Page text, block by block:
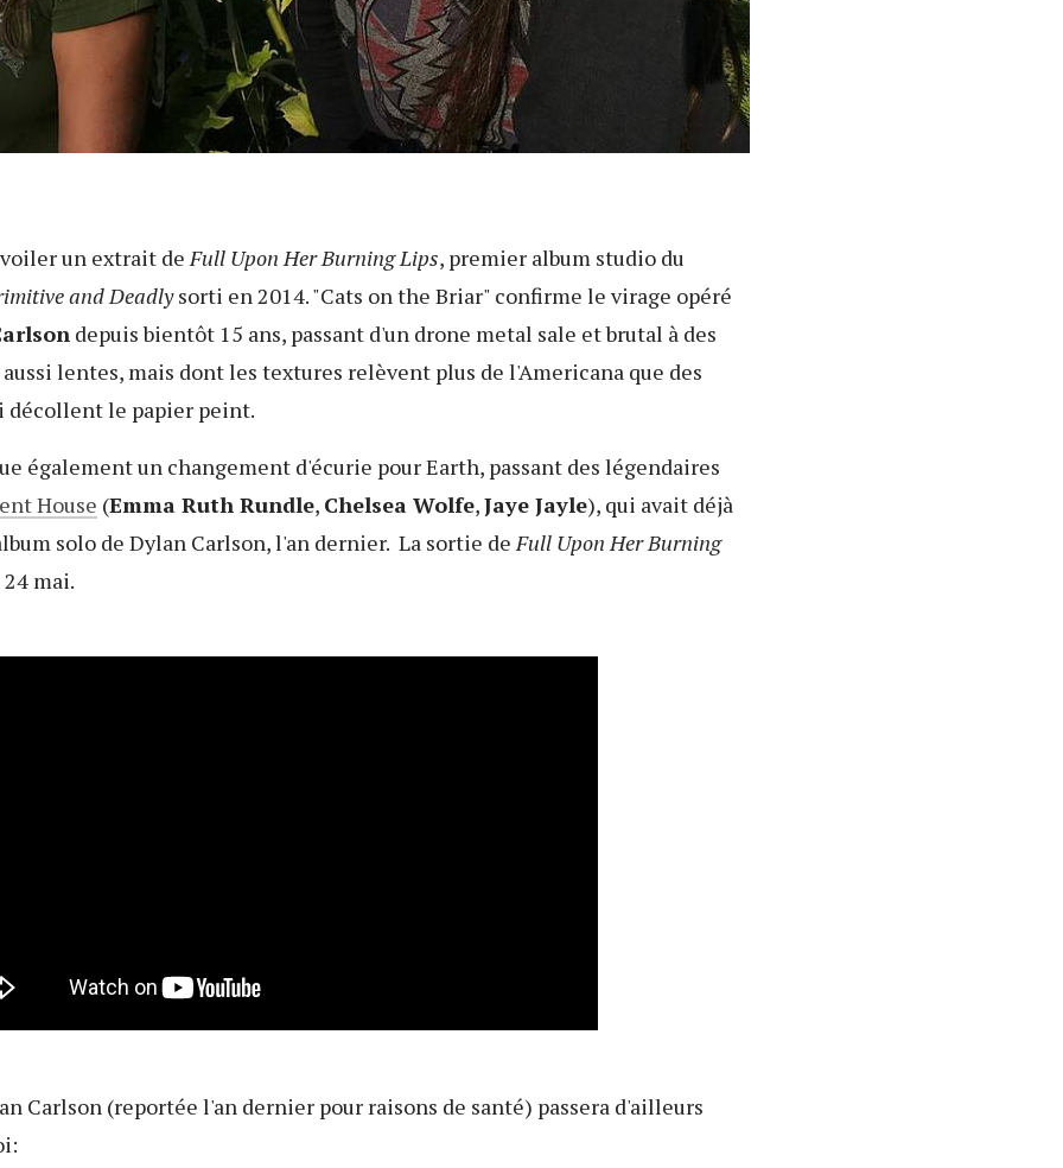
un extrait deFull Upon Her Burning Lips, premier album studio du
and Deadlysorti en 2014. "Cats on the Briar" confirme le virage opéré
depuis bientôt 15 ans, passant d'un drone metal sale et brutal à des
lentes, mais dont les textures relèvent plus de l'Americana que des
décollent le papier peint.
également un changement d'écurie pour Earth, passant des légendaires
House (Emma Ruth Rundle, Chelsea Wolfe,Jaye Jayle), qui avait déjà
solo de Dylan Carlson, l'an dernier. La sortie deFull Upon Her Burning
mai.
Carlson (reportée l'an dernier pour raisons de santé) passera d'ailleurs